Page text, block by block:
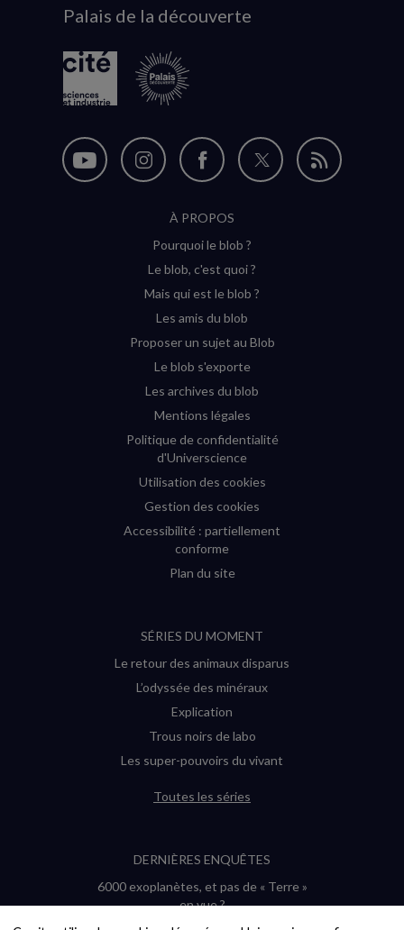
logo
Palais de la découverte
Nous
Nous
Instagram
(nouvelle
Nous
sur
Facebook
(nouvelle
Nous
Flux
À PROPOS
Pourquoi le blob ?
Le blob, c'est quoi ?
Mais qui est le blob ?
Les amis du blob
Proposer un sujet au Blob
Le blob s'exporte
Les archives du blob
Mentions légales
Politique de confidentialité
d'Universcience
Utilisation des cookies
Gestion des cookies
Accessibilité : partiellement
conforme
Plan du site
SÉRIES DU MOMENT
Le retour des animaux disparus
L’odyssée des minéraux
Explication
Trous noirs de labo
Les super-pouvoirs du vivant
Toutes les séries
DERNIÈRES ENQUÊTES
6000 exoplanètes, et pas de « Terre »
en vue ?